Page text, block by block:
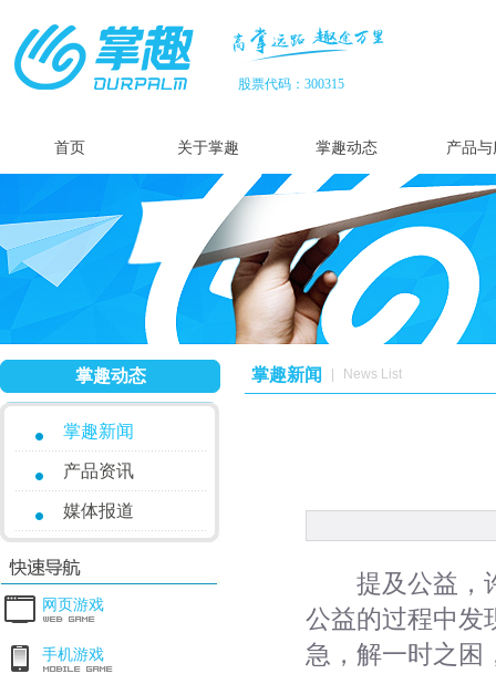
股票代码：300315
首页 关于掌趣 掌趣动态 产品与
掌趣动态
掌趣新闻
产品资讯
媒体报道
网页游戏
手机游戏
掌趣新闻 News List
提及公益，许
公益的过程中发
急，解一时之困